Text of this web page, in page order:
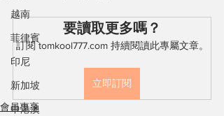
越南
菲律賓
印尼
新加坡
中港澳
要讀取更多嗎？
訂閱 tomkool777.com 持續閱讀此專屬文章。
立即訂閱
會員專享